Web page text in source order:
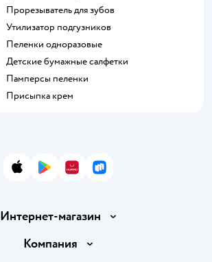
прорезыватель для зубов
утилизатор подгузников
пеленки одноразовые
детские бумажные салфетки
памперсы пеленки
присыпка крем
App StoreGoogle Play
AppGallery
RuStore
Интернет-магазин
Доставка и оплата
Компания